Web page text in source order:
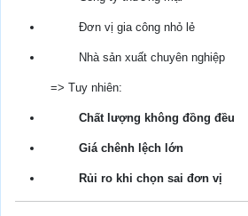
Đơn vị gia công nhỏ lẻ
Nhà sản xuất chuyên nghiệp
=> Tuy nhiên:
Chất lượng không đồng đều
Giá chênh lệch lớn
Rủi ro khi chọn sai đơn vị